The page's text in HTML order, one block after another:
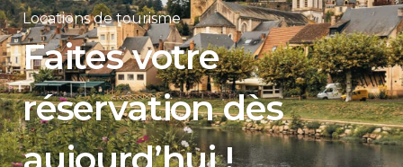
Locations de tourisme
Faites votre
réservation dès